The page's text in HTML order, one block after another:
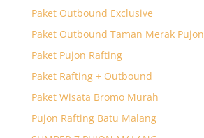
Paket Outbound Exclusive
Paket Outbound Taman Merak Pujon
Paket Pujon Rafting
Paket Rafting + Outbound
Paket Wisata Bromo Murah
Pujon Rafting Batu Malang